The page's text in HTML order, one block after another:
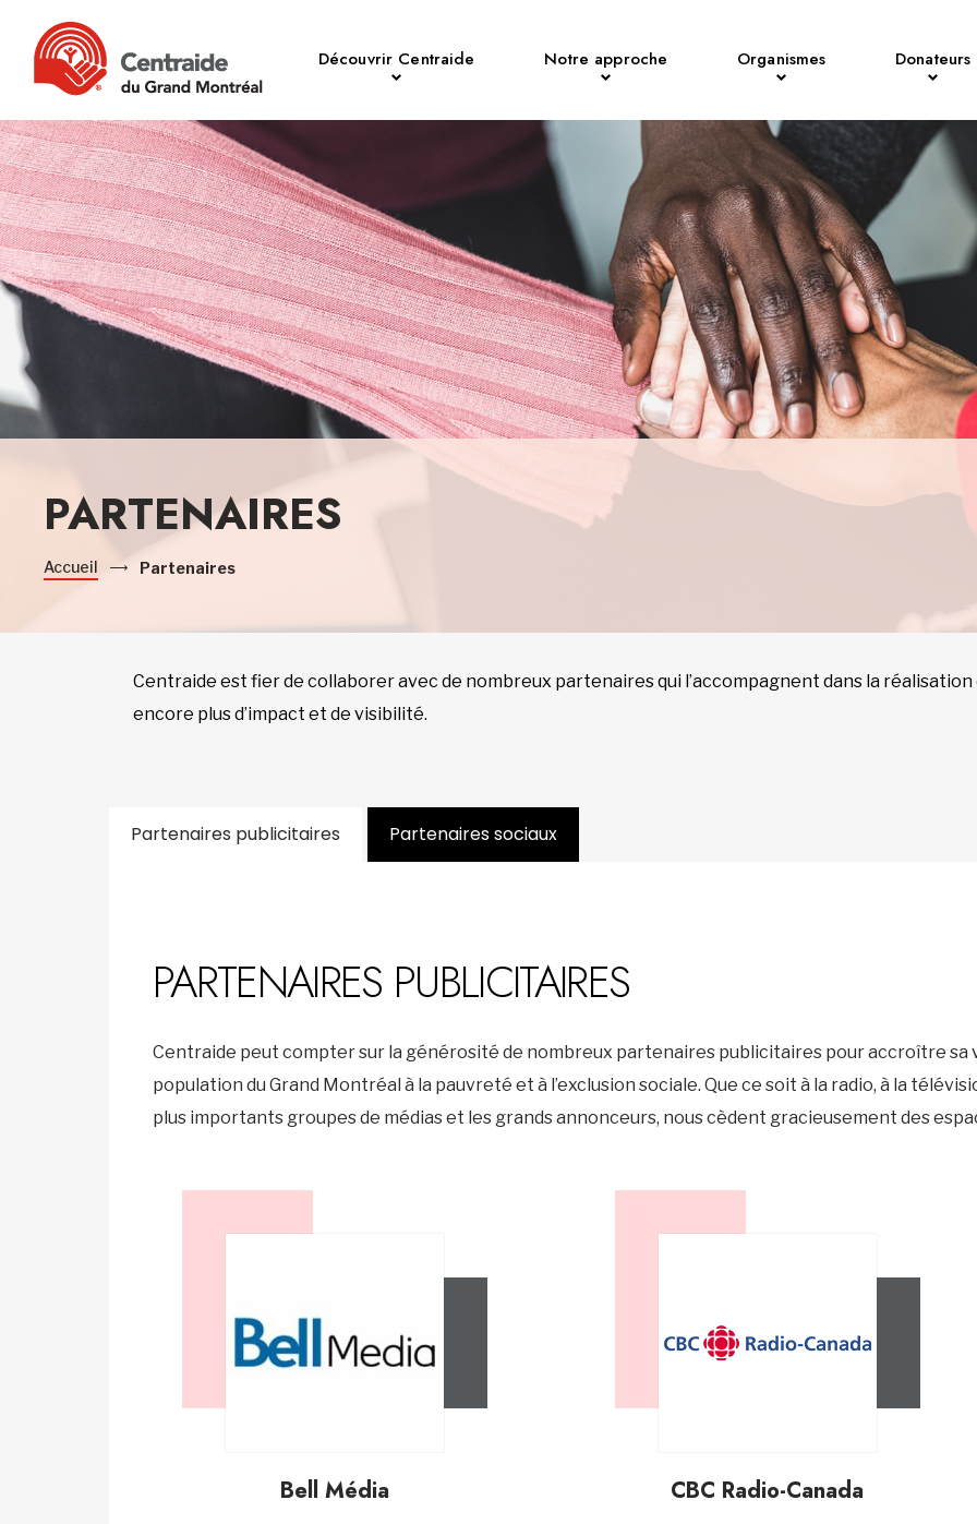
Découvrir Centraide Notre approche Organismes Donateurs
PARTENAIRES
Accueil Partenaires
Centraide est fier de collaborer avec de nombreux partenaires qui l’accompagnent dans la
encore plus d’impact et de visibilité.
Partenaires publicitaires Partenaires sociaux
PARTENAIRES PUBLICITAIRES
Centraide peut compter sur la générosité de nombreux partenaires publicitaires pour accroître sa
population du Grand Montréal à la pauvreté et à l’exclusion sociale. Que ce soit à la radio, à la
plus importants groupes de médias et les grands annonceurs, nous cèdent gracieusement des
Bell Média CBC Radio-Canada